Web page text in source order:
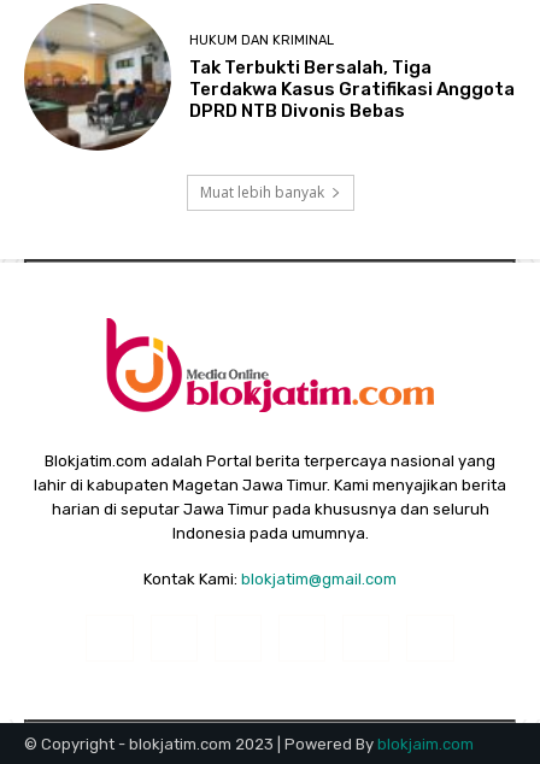
HUKUM DAN KRIMINAL
Tak Terbukti Bersalah, Tiga
Terdakwa Kasus Gratifikasi Anggota
DPRD NTB Divonis Bebas
Muat lebih banyak
Blokjatim.com adalah Portal berita terpercaya nasional yang
lahir di kabupaten Magetan Jawa Timur. Kami menyajikan berita
harian di seputar Jawa Timur pada khususnya dan seluruh
Indonesia pada umumnya.
Kontak Kami: blokjatim@gmail.com
© Copyright - blokjatim.com 2023 | Powered By blokjaim.com